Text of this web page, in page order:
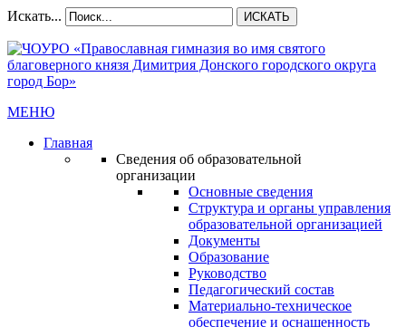
Искать... ИСКАТЬ
МЕНЮ
Главная
Сведения об образовательной
организации
Основные сведения
Структура и органы управления
образовательной организацией
Документы
Образование
Руководство
Педагогический состав
Материально-техническое
обеспечение и оснащенность